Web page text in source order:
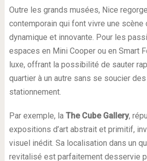
Outre les grands musées, Nice
contemporain qui font vivre une scène
dynamique et innovante. Pour les
espaces en Mini Cooper ou en Smart
luxe, offrant la possibilité de sauter
quartier à un autre sans se soucier
stationnement.
Par exemple, la The Cube Gallery,
expositions d’art abstrait et primitif,
visuel inédit. Sa localisation dans un
revitalisé est parfaitement desservie